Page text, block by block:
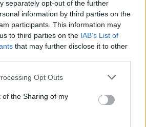
separately opt-out of the further
information by third parties on the
participants. This information may
to third parties on the IAB’s List of
that may further disclose it to other
Opt Outs
of the Sharing of my
Το κρυφό σχέδιο
του MAGA